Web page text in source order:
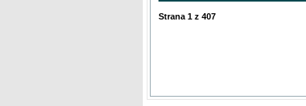
Strana 1 z 407